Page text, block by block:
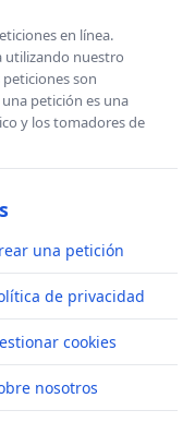
en línea.
utilizando nuestro
son
petición es una
y los tomadores de
una petición
de privacidad
cookies
nosotros